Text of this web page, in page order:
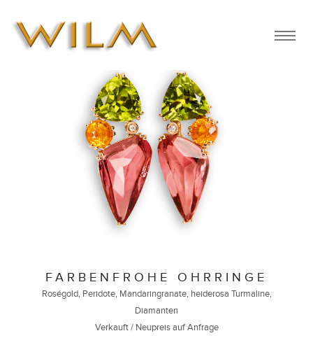
FARBENFROHE OHRRINGE
Roségold, Peridote, Mandaringranate, heiderosa Turmaline,
Diamanten
Verkauft / Neupreis auf Anfrage